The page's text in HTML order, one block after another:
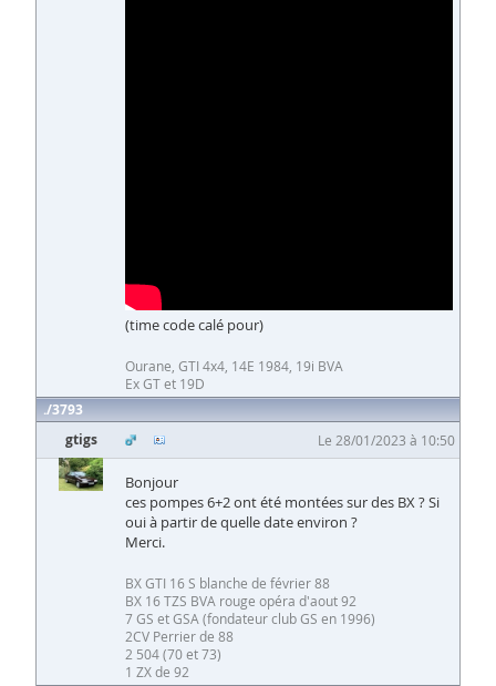
(time code calé pour)
Ourane, GTI 4x4, 14E 1984, 19i BVA
Ex GT et 19D
3793
gtigs
Le 28/01/2023 à 10:50
Bonjour
ces pompes 6+2 ont été montées sur des BX ? Si
oui à partir de quelle date environ ?
Merci.
BX GTI 16 S blanche de février 88
BX 16 TZS BVA rouge opéra d'aout 92
7 GS et GSA (fondateur club GS en 1996)
2CV Perrier de 88
2 504 (70 et 73)
1 ZX de 92